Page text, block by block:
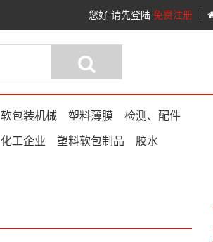
您好 请先登陆 免费注册
软包装机械 塑料薄膜
检测、配件
化工企业
塑料软包制品 胶水